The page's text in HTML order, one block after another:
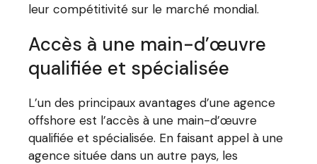
leur compétitivité sur le marché mondial.
Accès à une main-d’œuvre
qualifiée et spécialisée
L’un des principaux avantages d’une agence
offshore est l’accès à une main-d’œuvre
qualifiée et spécialisée. En faisant appel à une
agence située dans un autre pays, les